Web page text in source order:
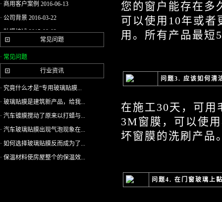
· 商用客户案例 2016-06-13
· 公司背景 2016-03-22
· 贴膜综述2015-08-02
· 2014新年寄语-仲...2015-03-20
· 3M防爆膜3M隔热...
· DI-NOC 特耐 柔...2015-03-20
· 木纹贴的装饰表...2015-03-20
· 3M柔饰贴（特耐...2015-03-20
· 3M太阳隔热膜极...2015-03-20
常见问题
· 常见问题
行业资讯
· 究竟什么才是“专用玻璃贴膜...
· 玻璃贴膜是建筑新产品，给我...
· 汽车镀膜搅动了原来以打蜡与...
· 汽车玻璃贴膜出现气泡现象在...
· 如何选择玻璃贴膜反而成为了...
· 保温材料使房屋整个的保温效...
您的窗户能存在多
可以使用10年或者
用。所有产品最短
问题3. 应该如何清
在施工30天，可用
3M窗膜，可以使
坏窗膜的洗刷产品
问题4. 在门窗玻璃上